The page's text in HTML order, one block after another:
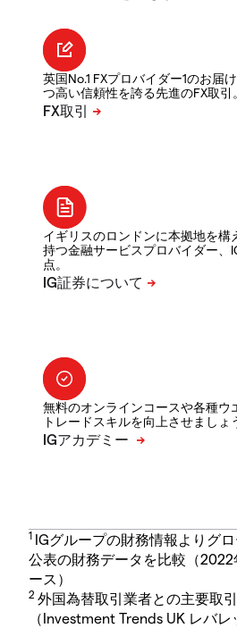
英国No.1 FXプロバイダー1のお届
つ高い信頼性を誇る先進のFX取引。
イギリスのロンドンに本拠地を構
持つ金融サービスプロバイダー、
点。
無料のオンラインコースや各種ウ
トレードスキルを向上させましょ
1 IGグループの財務情報よりグ
公表の財務データを比較（
ース）
2 外国為替取引業者との主要取
（Investment Trends UK レバレ